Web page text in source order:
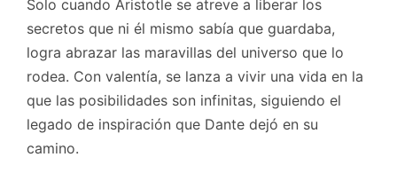
Solo cuando Aristotle se atreve a liberar los
secretos que ni él mismo sabía que guardaba,
logra abrazar las maravillas del universo que lo
rodea. Con valentía, se lanza a vivir una vida en la
que las posibilidades son infinitas, siguiendo el
legado de inspiración que Dante dejó en su
camino.